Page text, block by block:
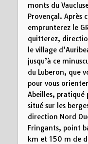
monts du
Provençal. Après
emprunterez le
quitterez,
le village
jusqu’à ce
du Luberon, que
pour vous
Abeilles, pratiqué
situé sur les
direction Nord
Fringants, point
km et 150 m de